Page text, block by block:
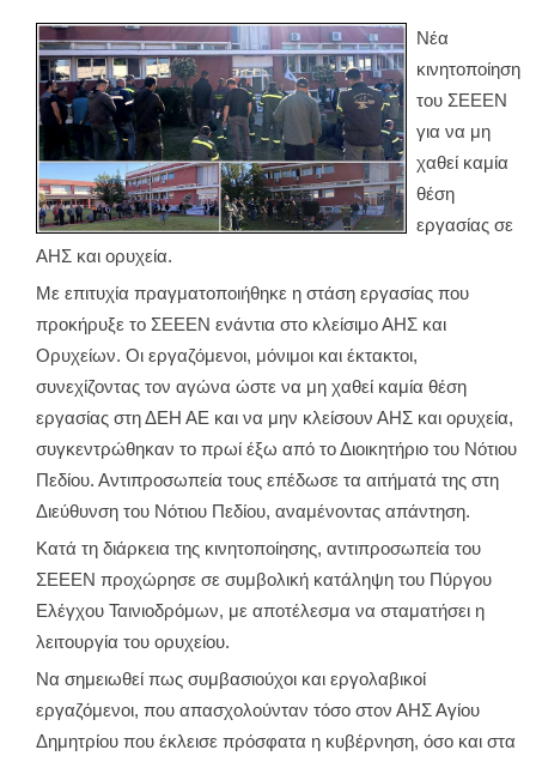
Νέα
κινητοποίηση
του ΣΕΕΕΝ
για να μη
χαθεί καμία
θέση
εργασίας σε
ΑΗΣ και ορυχεία.
Με επιτυχία πραγματοποιήθηκε η στάση εργασίας που
προκήρυξε το ΣΕΕΕΝ ενάντια στο κλείσιμο ΑΗΣ και
Ορυχείων. Οι εργαζόμενοι, μόνιμοι και έκτακτοι,
συνεχίζοντας τον αγώνα ώστε να μη χαθεί καμία θέση
εργασίας στη ΔΕΗ ΑΕ και να μην κλείσουν ΑΗΣ και ορυχεία,
συγκεντρώθηκαν το πρωί έξω από το Διοικητήριο του Νότιου
Πεδίου. Αντιπροσωπεία τους επέδωσε τα αιτήματά της στη
Διεύθυνση του Νότιου Πεδίου, αναμένοντας απάντηση.
Κατά τη διάρκεια της κινητοποίησης, αντιπροσωπεία του
ΣΕΕΕΝ προχώρησε σε συμβολική κατάληψη του Πύργου
Ελέγχου Ταινιοδρόμων, με αποτέλεσμα να σταματήσει η
λειτουργία του ορυχείου.
Να σημειωθεί πως συμβασιούχοι και εργολαβικοί
εργαζόμενοι, που απασχολούνταν τόσο στον ΑΗΣ Αγίου
Δημητρίου που έκλεισε πρόσφατα η κυβέρνηση, όσο και στα